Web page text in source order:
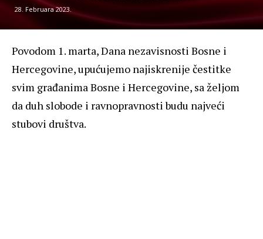
28. Februara 2023.
Povodom 1. marta, Dana nezavisnosti Bosne i
Hercegovine, upućujemo najiskrenije čestitke
svim građanima Bosne i Hercegovine, sa željom
da duh slobode i ravnopravnosti budu najveći
stubovi društva.